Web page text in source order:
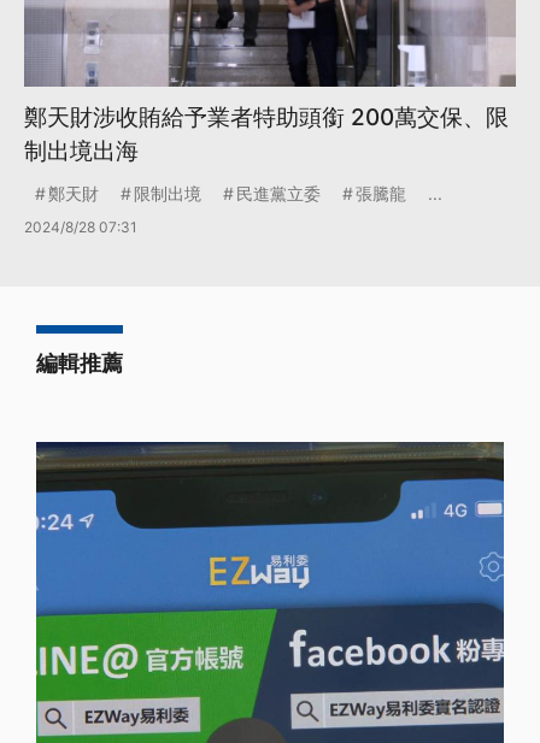
鄭天財涉收賄給予業者特助頭銜 200萬交保、限
制出境出海
鄭天財 限制出境 民進黨立委 張騰龍 ...
2024/8/28 07:31
編輯推薦